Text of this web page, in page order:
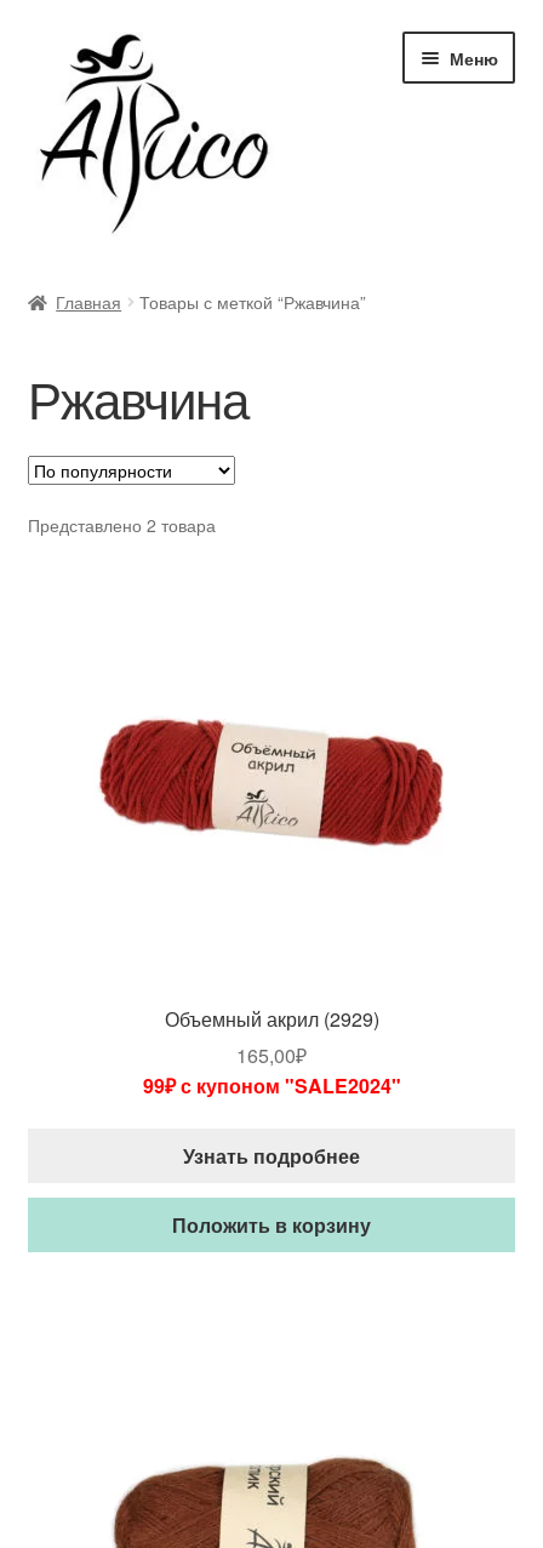
Перейти
навигации
Перейти
содержимому
Меню
Контакты
Корзина
Опт
Главная Товары с меткой “Ржавчина”
Ржавчина
Представлено 2 товара
Объемный акрил (2929)
165,00₽
99₽ с купоном "SALE2024"
Узнать подробнее
Положить в корзину